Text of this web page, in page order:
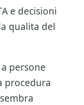
e decisioni
qualita del
persone
procedura